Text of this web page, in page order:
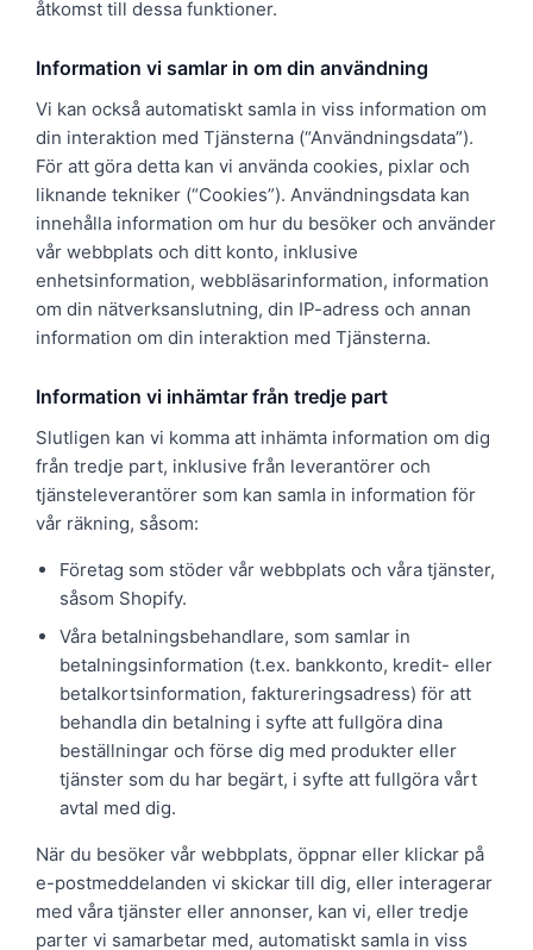
åtkomst till dessa funktioner.
Information vi samlar in om din användning
Vi kan också automatiskt samla in viss information om
din interaktion med Tjänsterna (“Användningsdata”).
För att göra detta kan vi använda cookies, pixlar och
liknande tekniker (“Cookies”). Användningsdata kan
innehålla information om hur du besöker och använder
vår webbplats och ditt konto, inklusive
enhetsinformation, webbläsarinformation, information
om din nätverksanslutning, din IP-adress och annan
information om din interaktion med Tjänsterna.
Information vi inhämtar från tredje part
Slutligen kan vi komma att inhämta information om dig
från tredje part, inklusive från leverantörer och
tjänsteleverantörer som kan samla in information för
vår räkning, såsom:
Företag som stöder vår webbplats och våra tjänster,
såsom Shopify.
Våra betalningsbehandlare, som samlar in
betalningsinformation (t.ex. bankkonto, kredit- eller
betalkortsinformation, faktureringsadress) för att
behandla din betalning i syfte att fullgöra dina
beställningar och förse dig med produkter eller
tjänster som du har begärt, i syfte att fullgöra vårt
avtal med dig.
När du besöker vår webbplats, öppnar eller klickar på
e-postmeddelanden vi skickar till dig, eller interagerar
med våra tjänster eller annonser, kan vi, eller tredje
parter vi samarbetar med, automatiskt samla in viss